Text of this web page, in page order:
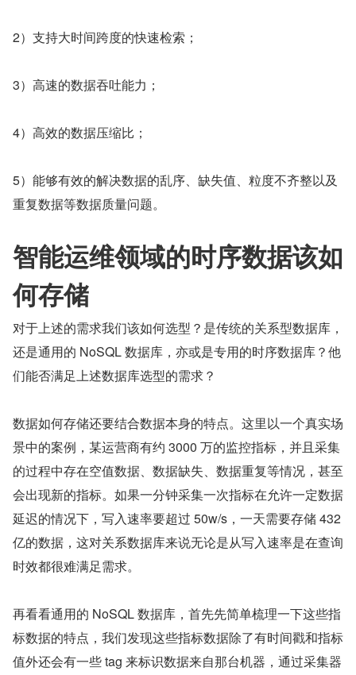
2）支持大时间跨度的快速检索；
3）高速的数据吞吐能力；
4）高效的数据压缩比；
5）能够有效的解决数据的乱序、缺失值、粒度不齐整以及
重复数据等数据质量问题。
智能运维领域的时序数据该如
何存储
对于上述的需求我们该如何选型？是传统的关系型数据库，
还是通用的 NoSQL 数据库，亦或是专用的时序数据库？他
们能否满足上述数据库选型的需求？
数据如何存储还要结合数据本身的特点。这里以一个真实场
景中的案例，某运营商有约 3000 万的监控指标，并且采集
的过程中存在空值数据、数据缺失、数据重复等情况，甚至
会出现新的指标。如果一分钟采集一次指标在允许一定数据
延迟的情况下，写入速率要超过 50w/s，一天需要存储 432
亿的数据，这对关系数据库来说无论是从写入速率是在查询
时效都很难满足需求。
再看看通用的 NoSQL 数据库，首先先简单梳理一下这些指
标数据的特点，我们发现这些指标数据除了有时间戳和指标
值外还会有一些 tag 来标识数据来自那台机器，通过采集器